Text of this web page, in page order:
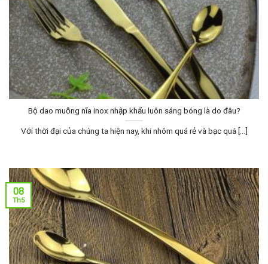
Bộ dao muỗng nĩa inox nhập khẩu luôn sáng bóng là do đâu?
Với thời đại của chúng ta hiện nay, khi nhôm quá rẻ và bạc quá [...]
08
Th5